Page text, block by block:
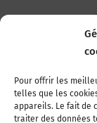
Pour offrir les
telles que les
appareils. Le fait de
traiter des données
22,
75007